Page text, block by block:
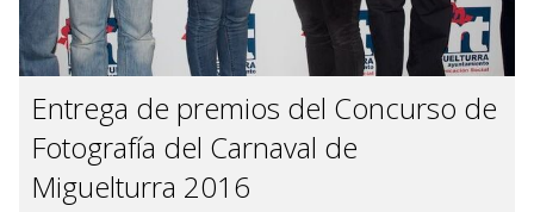
Entrega de premios del Concurso de
Fotografía del Carnaval de
Miguelturra 2016